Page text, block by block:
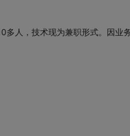
多人，技术现为兼职形式。因业